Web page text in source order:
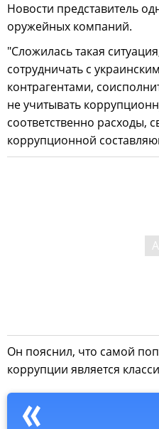
Новости представитель
оружейных компаний.
"Сложилась такая
сотрудничать с
контрагентами,
не учитывать
соответственно расходы,
коррупционной
Он пояснил, что самой
коррупции является